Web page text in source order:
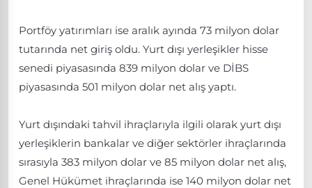
Portföy yatırımları ise aralık ayında 73 milyon dolar
tutarında net giriş oldu. Yurt dışı yerleşikler hisse
senedi piyasasında 839 milyon dolar ve DİBS
piyasasında 501 milyon dolar net alış yaptı.
Yurt dışındaki tahvil ihraçlarıyla ilgili olarak yurt dışı
yerleşiklerin bankalar ve diğer sektörler ihraçlarında
sırasıyla 383 milyon dolar ve 85 milyon dolar net alış,
Genel Hükümet ihraçlarında ise 140 milyon dolar net